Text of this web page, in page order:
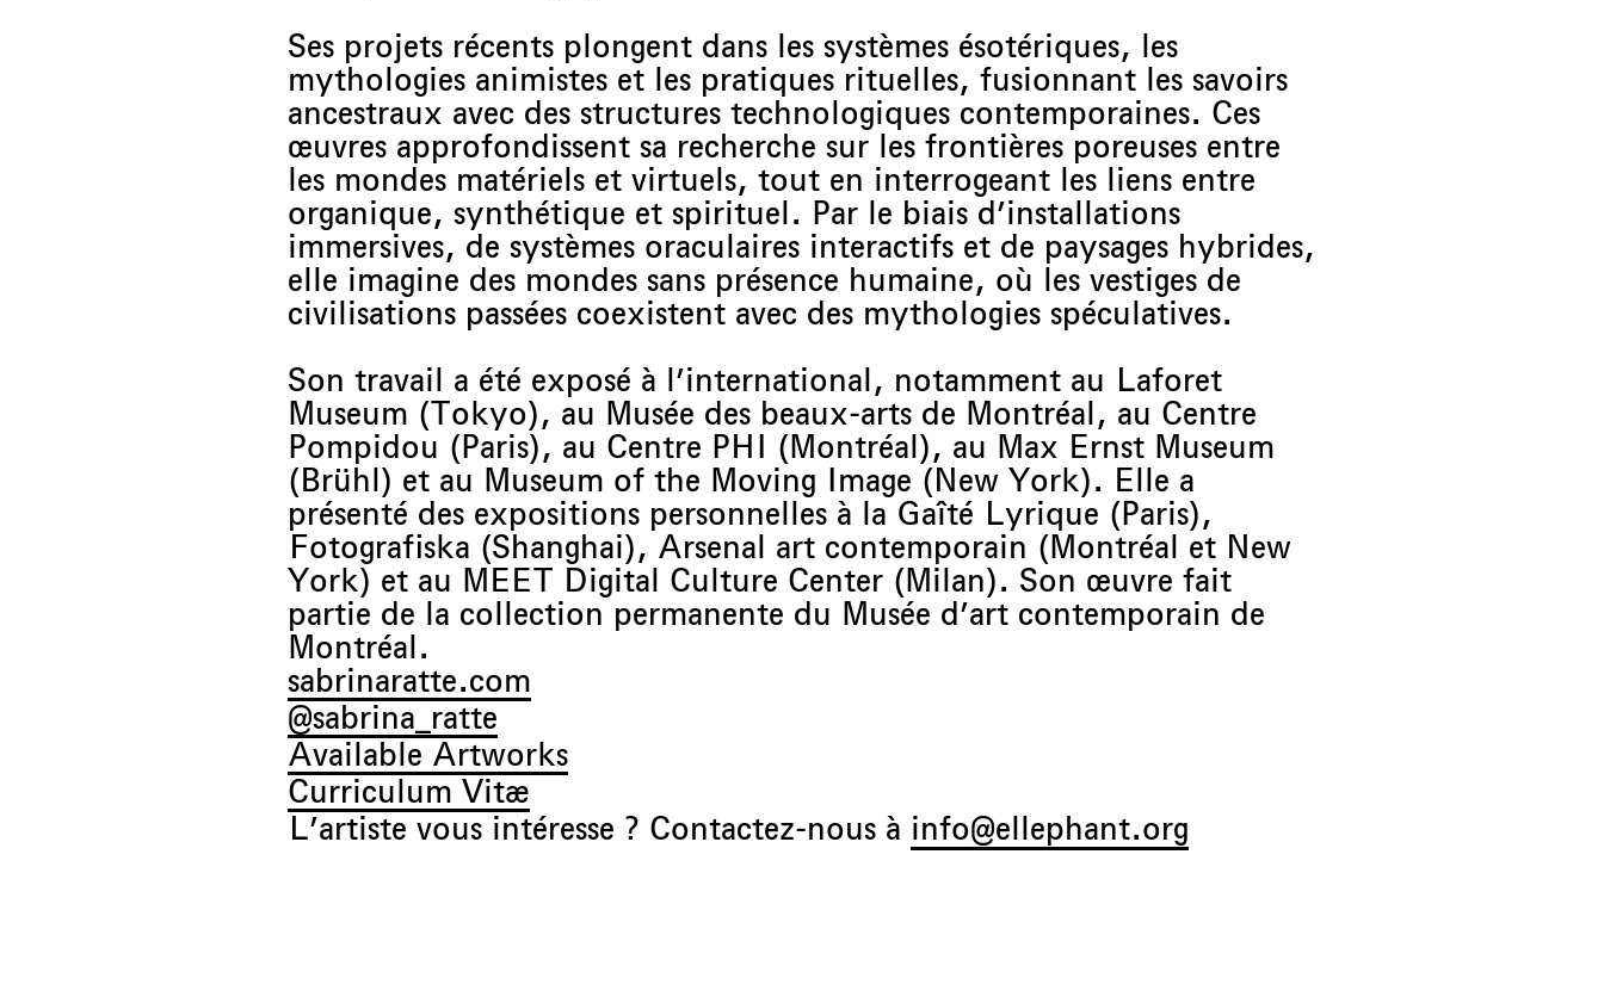
Ses projets récents plongent dans les systèmes ésotériques, les
mythologies animistes et les pratiques rituelles, fusionnant les savoirs
ancestraux avec des structures technologiques contemporaines. Ces
œuvres approfondissent sa recherche sur les frontières poreuses entre
les mondes matériels et virtuels, tout en interrogeant les liens entre
organique, synthétique et spirituel. Par le biais d’installations
immersives, de systèmes oraculaires interactifs et de paysages hybrides,
elle imagine des mondes sans présence humaine, où les vestiges de
civilisations passées coexistent avec des mythologies spéculatives.
Son travail a été exposé à l’international, notamment au Laforet
Museum (Tokyo), au Musée des beaux-arts de Montréal, au Centre
Pompidou (Paris), au Centre PHI (Montréal), au Max Ernst Museum
(Brühl) et au Museum of the Moving Image (New York). Elle a
présenté des expositions personnelles à la Gaîté Lyrique (Paris),
Fotografiska (Shanghai), Arsenal art contemporain (Montréal et New
York) et au MEET Digital Culture Center (Milan). Son œuvre fait
partie de la collection permanente du Musée d’art contemporain de
Montréal.
sabrinaratte.com
@sabrina_ratte
Available Artworks
Curriculum Vitæ
L’artiste vous intéresse ? Contactez-nous à info@ellephant.org